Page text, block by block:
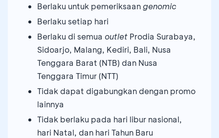
Berlaku untuk pemeriksaan genomic
Berlaku setiap hari
Berlaku di semua outlet Prodia Surabaya,
Sidoarjo, Malang, Kediri, Bali, Nusa
Tenggara Barat (NTB) dan Nusa
Tenggara Timur (NTT)
Tidak dapat digabungkan dengan promo
lainnya
Tidak berlaku pada hari libur nasional,
hari Natal, dan hari Tahun Baru